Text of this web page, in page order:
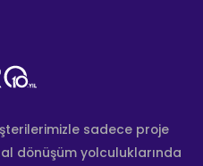
sadece proje
dönüşüm yolculuklarında